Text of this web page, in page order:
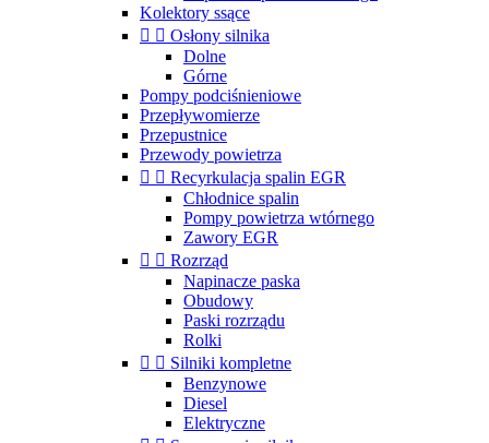
Kolektory ssące
  Osłony silnika
Dolne
Górne
Pompy podciśnieniowe
Przepływomierze
Przepustnice
Przewody powietrza
  Recyrkulacja spalin EGR
Chłodnice spalin
Pompy powietrza wtórnego
Zawory EGR
  Rozrząd
Napinacze paska
Obudowy
Paski rozrządu
Rolki
  Silniki kompletne
Benzynowe
Diesel
Elektryczne